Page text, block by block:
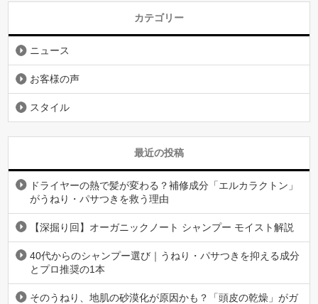
カテゴリー
ニュース
お客様の声
スタイル
最近の投稿
ドライヤーの熱で髪が変わる？補修成分「エルカラクトン」
がうねり・パサつきを救う理由
【深掘り回】オーガニックノート シャンプー モイスト解説
40代からのシャンプー選び｜うねり・パサつきを抑える成分
とプロ推奨の1本
そのうねり、地肌の砂漠化が原因かも？「頭皮の乾燥」がガ